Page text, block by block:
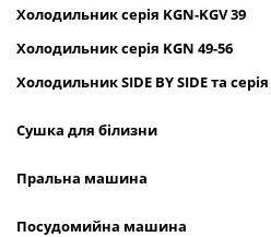
Холодильник серія KGN-KGV39
Холодильник серія KGN 49-56
ХолодильникSIDE BYSIDEта серія
Сушка для білизни
Пральна машина
Посудомийна машина